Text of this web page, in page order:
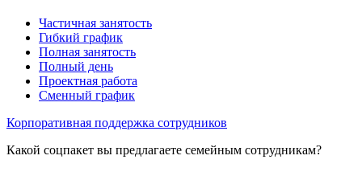
Частичная занятость
Гибкий график
Полная занятость
Полный день
Проектная работа
Сменный график
Корпоративная поддержка сотрудников
Какой соцпакет вы предлагаете семейным сотрудникам?